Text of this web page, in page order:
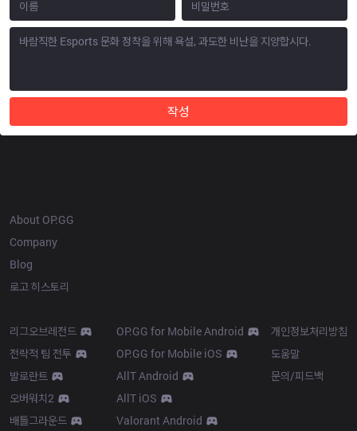
작성
About OP.GG
Company
Blog
로고 히스토리
리그오브레전드
전략적 팀 전투
발로란트
오버워치2
배틀그라운드
OP.GG for Mobile Android
OP.GG for Mobile iOS
AllT Android
AllT iOS
Valorant Android
개인정보처리방침
도움말
문의/피드백